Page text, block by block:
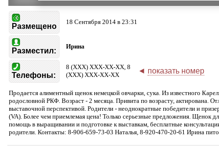
Размещено
18 Сентября 2014 в 23:31
Разместил:
Ирина
Телефоны:
8 (XXX) XXX-XX-XX, 8
(XXX) XXX-XX-XX
◄ показать номер
Продается алиментный щенок немецкой овчарки, сука. Из известного
родословной РКФ. Возраст - 2 месяца. Привита по возрасту, актирована.
выставочной перспективой. Родители - неоднократные победители и
(VA). Более чем приемлемая цена! Только серьезные предложения. Щенок
помощь в выращивании и подготовке к выставкам, бесплатные
родители. Контакты: 8-906-659-73-03 Наталья, 8-920-470-20-61 Ирина